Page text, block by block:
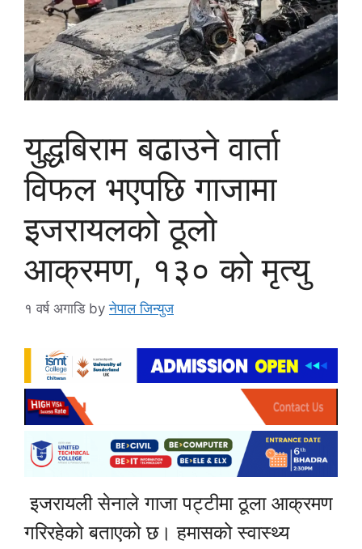
युद्धबिराम बढाउने वार्ता
विफल भएपछि गाजामा
इजरायलको ठूलो
आक्रमण, १३० को मृत्यु
१ वर्ष अगाडि byनेपाल जिन्युज
इजरायली सेनाले गाजा पट्टीमा ठूला आक्रमण
गरिरहेको बताएको छ। हमासको स्वास्थ्य